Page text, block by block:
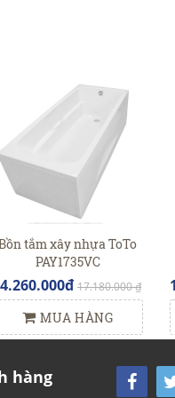
tắm xây nhựa ToTo
PAY1735VC
17.180.000 ₫
MUA HÀNG
hàng